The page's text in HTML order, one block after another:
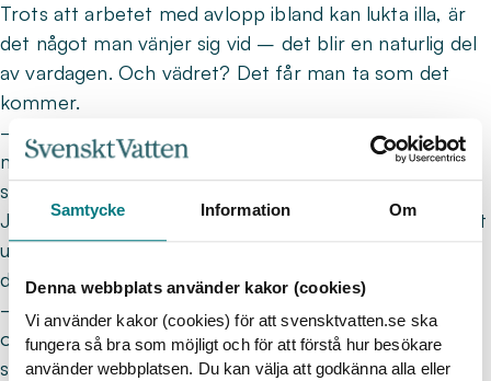
Samtycke Information Om
Denna webbplats använder kakor (cookies)
Vi använder kakor (cookies) för att svensktvatten.se ska
fungera så bra som möjligt och för att förstå hur besökare
använder webbplatsen. Du kan välja att godkänna alla eller
Trots att arbetet med avlopp ibland kan lukta illa, är
det något man vänjer sig vid – det blir en naturlig del
av vardagen. Och vädret? Det får man ta som det
kommer.
– Vi jobbar alltid utomhus – på gott och ont. Men
mest gott! Jag tycker oftast det är skönt att vara ute,
säger Malin.
Jobbet kan innehålla tunga moment. Vissa är svåra att
undvika, men tack vare den tekniska utvecklingen blir
de riktigt tunga uppgifterna allt färre.
– Jag önskar att vi hade fler batteridrivna maskiner
och paddor. De vanliga kan vara ganska otympliga,
särskilt för mig som är ganska nätt, säger hon.